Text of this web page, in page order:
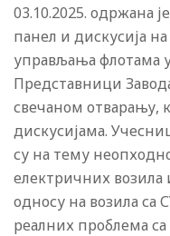
03.10.2025. одржана
панел и дискусија
управљања флотама
Представници
свечаном отварању,
дискусијама.
су на тему
електричних
односу на возила са
реалних проблема